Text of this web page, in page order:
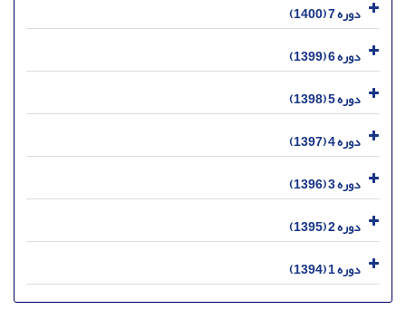
دوره 7 (1400)
دوره 6 (1399)
دوره 5 (1398)
دوره 4 (1397)
دوره 3 (1396)
دوره 2 (1395)
دوره 1 (1394)